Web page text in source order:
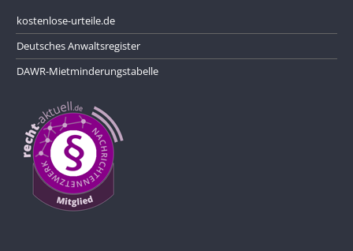
kostenlose-urteile.de
Deutsches Anwaltsregister
DAWR-Mietminderungstabelle